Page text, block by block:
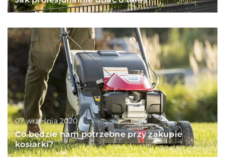
07 września 2020
Co będzie nam potrzebne przy zakupie
kosiarki?